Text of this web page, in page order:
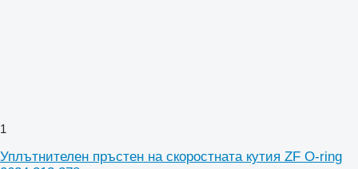
1
Уплътнителен пръстен на скоростната кутия ZF O-ring